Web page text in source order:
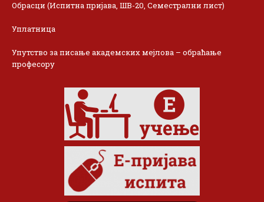
Обрасци (Испитна пријава, ШВ-20, Семестрални лист)
Уплатница
Упутство за писање академских мејлова – обраћање
професору